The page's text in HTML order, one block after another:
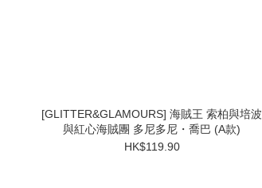
[GLITTER&GLAMOURS] 海賊王 索柏與培波
與紅心海賊團 多尼多尼・喬巴 (A款)
HK$119.90